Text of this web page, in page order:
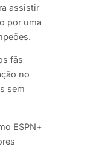
assistir
por uma
fãs
no
sem
ESPN+